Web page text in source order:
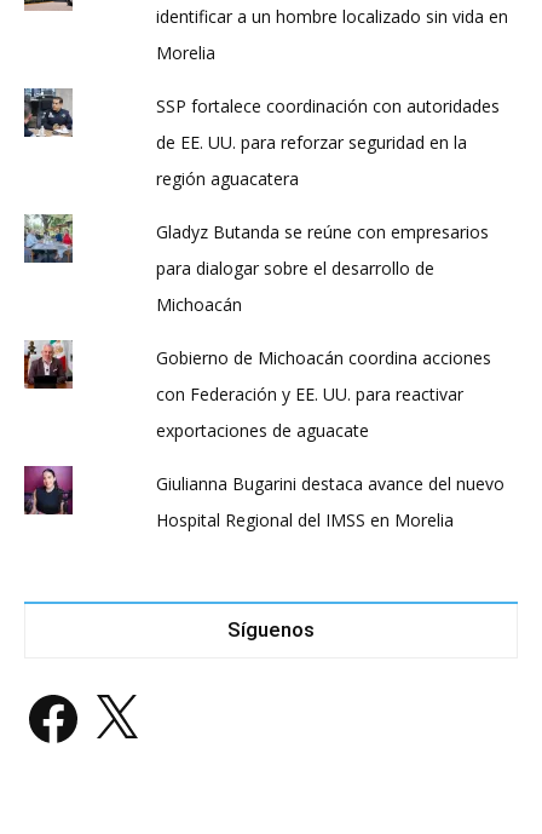
identificar a un hombre localizado sin vida en
Morelia
SSP fortalece coordinación con autoridades
de EE. UU. para reforzar seguridad en la
región aguacatera
Gladyz Butanda se reúne con empresarios
para dialogar sobre el desarrollo de
Michoacán
Gobierno de Michoacán coordina acciones
con Federación y EE. UU. para reactivar
exportaciones de aguacate
Giulianna Bugarini destaca avance del nuevo
Hospital Regional del IMSS en Morelia
Síguenos
Facebook